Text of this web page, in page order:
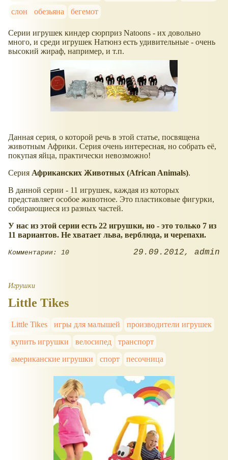
слон
обезьяна бегемот
Серии игрушек киндер сюрприз Natoons - их довольно
много, и среди игрушек Натюнз есть удивительные - очень
высокий жираф, например, и т.п.
Данная серия, о которой речь в этой статье, посвящена
животным Африки. Серия очень интересная, но собрать её,
покупая яйца, практически невозможно!
Серия Африканских Животных (African Animals).
В данной серии - 11 игрушек, каждая из которых
представляет особое животное. Это пластиковые фигурки,
собирающиеся из разных частей.
У нас из этой серии есть 22 игрушки, но - это только 7 из
11 вариантов. Не хватает льва, верблюда, и черепахи.
Комментарии: 10 29.09.2012 admin
Игрушки
Little Tikes
Little Tikes игры для малышей
производители игрушек
купить игрушки
велосипед
транспорт
американские игрушки
спорт песочница